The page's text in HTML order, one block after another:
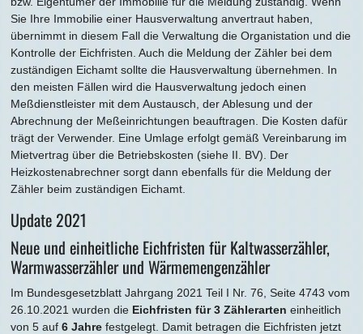
Sie Ihre Immobilie einer Hausverwaltung anvertraut haben,
übernimmt in diesem Fall die Verwaltung die Organistation und die
Kontrolle der Eichfristen. Auch die Meldung der Zähler bei dem
zuständigen Eichamt sollte die Hausverwaltung übernehmen. In
den meisten Fällen wird die Hausverwaltung jedoch einen
Meßdienstleister mit dem Austausch, der Ablesung und der
Abrechnung der Meßeinrichtungen beauftragen. Die Kosten dafür
trägt der Verwender. Eine Umlage erfolgt gemäß Vereinbarung im
Mietvertrag über die Betriebskosten (siehe II. BV). Der
Heizkostenabrechner sorgt dann ebenfalls für die Meldung der
Zähler beim zuständigen Eichamt.
Update 2021
Neue und einheitliche Eichfristen für Kaltwasserzähler,
Warmwasserzähler und Wärmemengenzähler
Im Bundesgesetzblatt Jahrgang 2021 Teil I Nr. 76, Seite 4743 vom
26.10.2021 wurden die Eichfristen für 3 Zählerarten einheitlich
von 5 auf6 Jahre festgelegt. Damit betragen die Eichfristen jetzt